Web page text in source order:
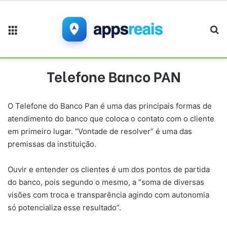
Telefone Banco PAN
O Telefone do Banco Pan é uma das principais formas de
atendimento do banco que coloca o contato com o cliente
em primeiro lugar. “Vontade de resolver” é uma das
premissas da instituição.
Ouvir e entender os clientes é um dos pontos de partida
do banco, pois segundo o mesmo, a “soma de diversas
visões com troca e transparência agindo com autonomia
só potencializa esse resultado”.